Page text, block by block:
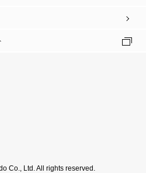
Co., Ltd. All rights reserved.